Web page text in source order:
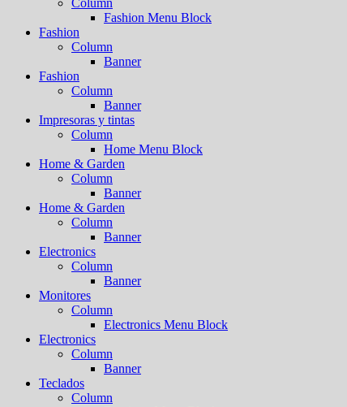
Column
Fashion Menu Block
Fashion
Column
Banner
Fashion
Column
Banner
Impresoras y tintas
Column
Home Menu Block
Home & Garden
Column
Banner
Home & Garden
Column
Banner
Electronics
Column
Banner
Monitores
Column
Electronics Menu Block
Electronics
Column
Banner
Teclados
Column